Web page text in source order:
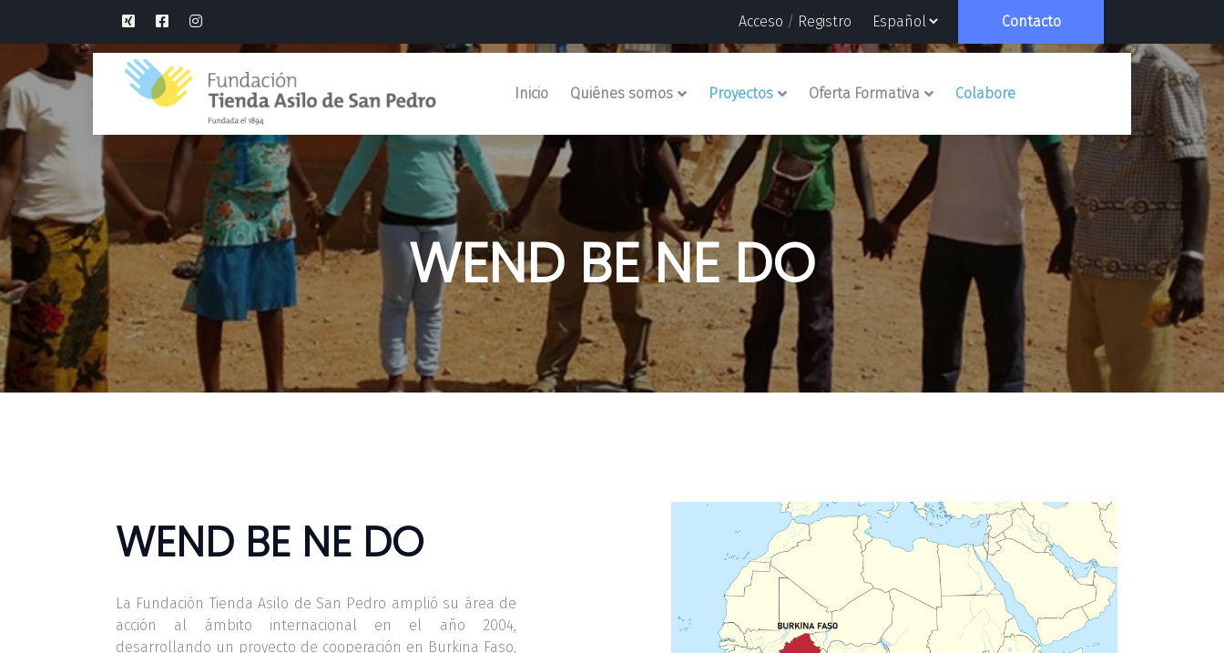
Acceso / Registro Contacto
Inicio Quiénes somos Proyectos Oferta Formativa Colabore
WEND BE NE DO
WEND BE NE DO
La Fundación Tienda Asilo de San Pedro amplió su área de
acción al ámbito internacional en el año 2004,
desarrollando un proyecto de cooperación en Burkina Faso,